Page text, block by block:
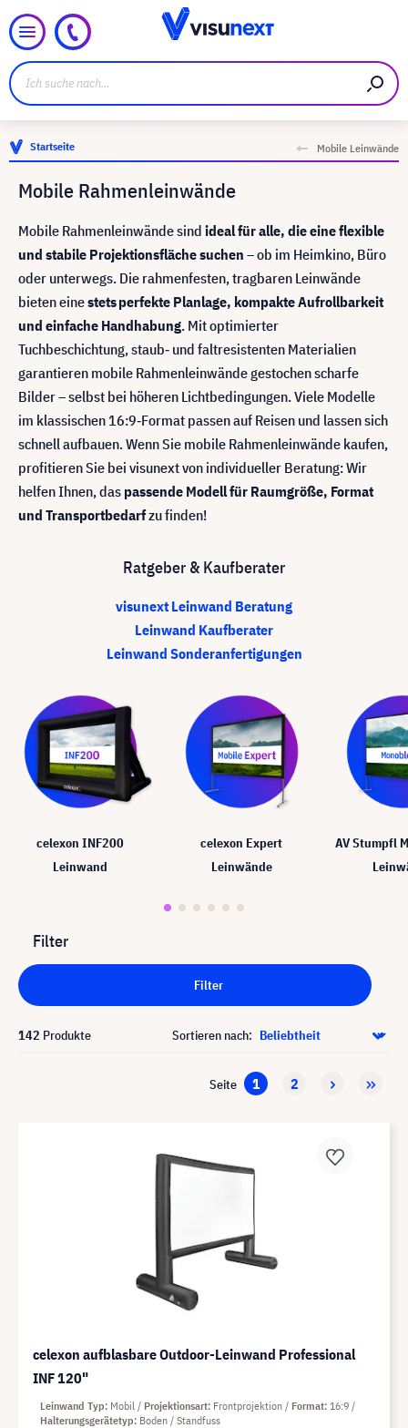
Startseite Mobile Leinwände
Mobile Rahmenleinwände
Mobile Rahmenleinwände sind ideal für alle, die eine flexible
und stabile Projektionsfläche suchen – ob im Heimkino, Büro
oder unterwegs. Die rahmenfesten, tragbaren Leinwände
bieten einestets perfekte Planlage, kompakte Aufrollbarkeit
und einfache Handhabung. Mit optimierter
Tuchbeschichtung, staub‑ und faltresistenten Materialien
garantieren mobile Rahmenleinwände gestochen scharfe
Bilder – selbst bei höheren Lichtbedingungen. Viele Modelle
im klassischen 16:9‑Format passen auf Reisen und lassen sich
schnell aufbauen. Wenn Sie mobile Rahmenleinwände kaufen,
profitieren Sie bei visunext von individueller Beratung: Wir
helfen Ihnen, das passende Modell für Raumgröße, Format
und Transportbedarfzu finden!
Ratgeber & Kaufberater
visunext Leinwand Beratung
Leinwand Kaufberater
Leinwand Sonderanfertigungen
celexon INF200
Leinwand
celexon Expert
Leinwände
AV Stumpfl
Filter
Filter
142 Produkte Sortieren nach:
Seite 1 2
celexon aufblasbare Outdoor-Leinwand Professional
INF 120"
Leinwand Typ Mobil Projektionsart Frontprojektion Format 16:9
Halterungsgerätetyp Boden / Standfuss